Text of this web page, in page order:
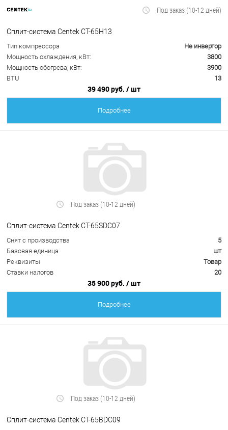
Под заказ (10-12 дней)
Сплит-система Centek CT-65H13
Тип компрессора
Не инвертор
Мощность охлаждения, кВт:
3800
Мощность обогрева, кВт:
3900
BTU
13
39 490 руб. / шт
Подробнее
Под заказ (10-12 дней)
Сплит-система Centek CT-65SDC07
Снят с производства
5
Базовая единица
шт
Реквизиты
Товар
Ставки налогов
20
35 900 руб. / шт
Подробнее
Под заказ (10-12 дней)
Сплит-система Centek CT-65BDC09